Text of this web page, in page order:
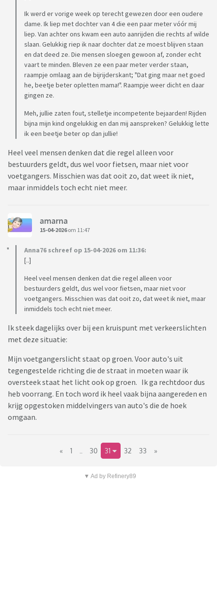
Ik werd er vorige week op terecht gewezen door een oudere
dame. Ik liep met dochter van 4 die een paar meter vóór mij
liep. Van achter ons kwam een auto aanrijden die rechts af wilde
slaan. Gelukkig riep ik naar dochter dat ze moest blijven staan
en dat deed ze. Die mensen sloegen gewoon af, zonder echt
vaart te minden. Bleven ze een paar meter verder staan,
raampje omlaag aan de bijrijderskant; "Dat ging maar net goed
he, beetje beter opletten mama!". Raampje weer dicht en daar
gingen ze.
Meh, jullie zaten fout, stelletje incompetente bejaarden! Rijden
bijna mijn kind ongelukkig en dan mij aanspreken? Gelukkig lette
ik een beetje beter op dan jullie!
Heel veel mensen denken dat die regel alleen voor
bestuurders geldt, dus wel voor fietsen, maar niet voor
voetgangers. Misschien was dat ooit zo, dat weet ik niet,
maar inmiddels toch echt niet meer.
amarna
15-04-2026om 11:47
Anna76 schreef op 15-04-2026 om 11:36:
[..]
Heel veel mensen denken dat die regel alleen voor
bestuurders geldt, dus wel voor fietsen, maar niet voor
voetgangers. Misschien was dat ooit zo, dat weet ik niet, maar
inmiddels toch echt niet meer.
Ik steek dagelijks over bij een kruispunt met verkeerslichten
met deze situatie:
Mijn voetgangerslicht staat op groen. Voor auto's uit
tegengestelde richting die de straat in moeten waar ik
oversteek staat het licht ook op groen. Ik ga rechtdoor dus
heb voorrang. En toch word ik heel vaak bijna aangereden en
krijg opgestoken middelvingers van auto's die de hoek
omgaan.
« 1 30 31 32 33 »
▼ Ad by Refinery89